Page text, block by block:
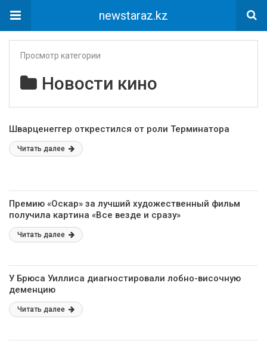
newstaraz.kz
Просмотр категории
Новости кино
Шварценеггер открестился от роли Терминатора
Читать далее
Премию «Оскар» за лучший художественный фильм
получила картина «Все везде и сразу»
Читать далее
У Брюса Уиллиса диагностировали лобно-височную
деменцию
Читать далее